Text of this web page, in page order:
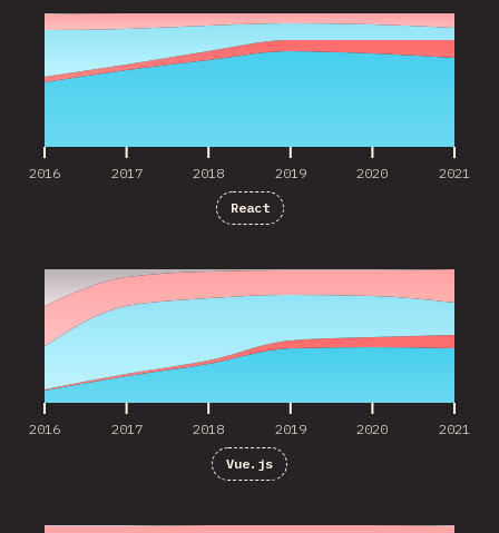
2016 2017 2018 2019 2020 2021
React
2016 2017 2018 2019 2020 2021
Vue.js